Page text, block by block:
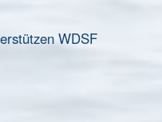
WDSF